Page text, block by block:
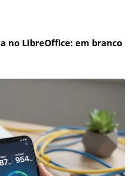
no LibreOffice: em branco